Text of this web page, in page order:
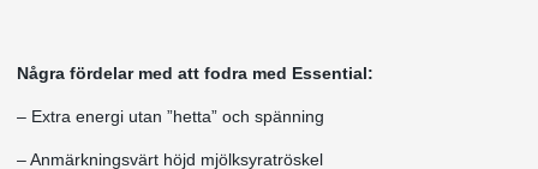
Några fördelar med att fodra med Essential:
– Extra energi utan ”hetta” och spänning
– Anmärkningsvärt höjd mjölksyratröskel